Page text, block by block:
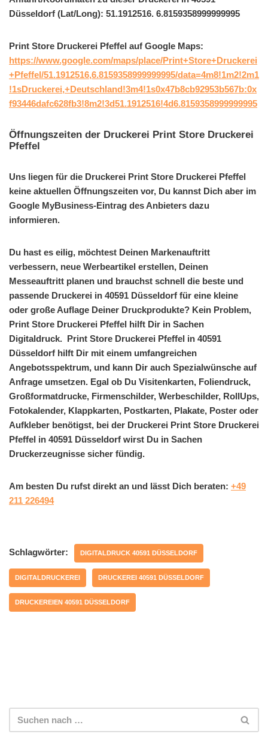
Düsseldorf (Lat/Long): 51.1912516. 6.8159358999999995
Print Store Druckerei Pfeffel auf Google Maps:
https://www.google.com/maps/place/Print+Store+Druckerei
+Pfeffel/51.1912516,6.8159358999999995/data=4m8!1m2!2m1
!1sDruckerei,+Deutschland!3m4!1s0x47b8cb92953b567b:0x
f93446dafc628fb3!8m2!3d51.1912516!4d6.8159358999999995
Öffnungszeiten der Druckerei Print Store Druckerei
Pfeffel
Uns liegen für die Druckerei Print Store Druckerei Pfeffel
keine aktuellen Öffnungszeiten vor, Du kannst Dich aber im
Google MyBusiness-Eintrag des Anbieters dazu
informieren.
Du hast es eilig, möchtest Deinen Markenauftritt
verbessern, neue Werbeartikel erstellen, Deinen
Messeauftritt planen und brauchst schnell die beste und
passende Druckerei in 40591 Düsseldorf für eine kleine
oder große Auflage Deiner Druckprodukte? Kein Problem,
Print Store Druckerei Pfeffel hilft Dir in Sachen
Digitaldruck. Print Store Druckerei Pfeffel in 40591
Düsseldorf hilft Dir mit einem umfangreichen
Angebotsspektrum, und kann Dir auch Spezialwünsche auf
Anfrage umsetzen. Egal ob Du Visitenkarten, Foliendruck,
Großformatdrucke, Firmenschilder, Werbeschilder, RollUps,
Fotokalender, Klappkarten, Postkarten, Plakate, Poster oder
Aufkleber benötigst, bei der Druckerei Print Store Druckerei
Pfeffel in 40591 Düsseldorf wirst Du in Sachen
Druckerzeugnisse sicher fündig.
Am besten Du rufst direkt an und lässt Dich beraten: +49
211 226494
Schlagwörter: DIGITALDRUCK 40591 DÜSSELDORF
DIGITALDRUCKEREI DRUCKEREI 40591 DÜSSELDORF
DRUCKEREIEN 40591 DÜSSELDORF